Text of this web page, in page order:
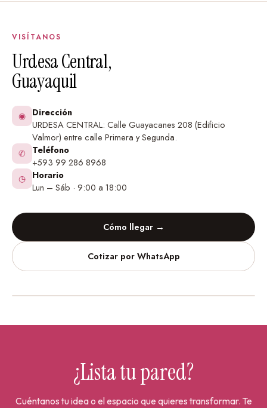
VISÍTANOS
Urdesa Central,
Guayaquil
◉ Dirección
URDESA CENTRAL: Calle Guayacanes 208 (Edificio
Valmor) entre calle Primera y Segunda.
✆
Teléfono
+593 99 286 8968
◷ Horario
Lun – Sáb · 9:00 a 18:00
Cómo llegar →
Cotizar por WhatsApp
Vinilos Decorativos
¿Lista tu pared?
Cuéntanos tu idea o el espacio que quieres transformar. Te